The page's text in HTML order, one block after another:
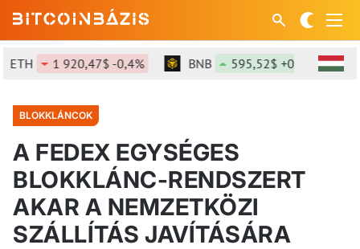
1 920,47$ -0,4% BNB 595,52$ +0,67%
BLOKKLÁNCOK
A FEDEX EGYSÉGES
BLOKKLÁNC-RENDSZERT
AKAR A NEMZETKÖZI
SZÁLLÍTÁS JAVÍTÁSÁRA